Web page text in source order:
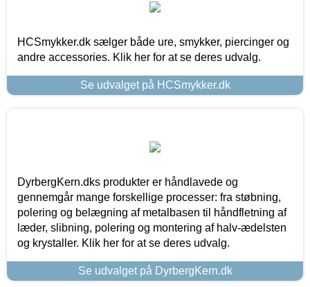
HCSmykker.dk sælger både ure, smykker, piercinger og
andre accessories. Klik her for at se deres udvalg.
Se udvalget på HCSmykker.dk
DyrbergKern.dks produkter er håndlavede og
gennemgår mange forskellige processer: fra støbning,
polering og belægning af metalbasen til håndfletning af
læder, slibning, polering og montering af halv-ædelsten
og krystaller. Klik her for at se deres udvalg.
Se udvalget på DyrbergKern.dk